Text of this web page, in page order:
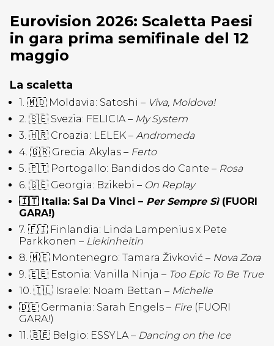
Eurovision 2026: Scaletta Paesi
in gara prima semifinale del 12
maggio
La scaletta
1. 🇲🇩 Moldavia: Satoshi – Viva, Moldova!
2. 🇸🇪 Svezia: FELICIA – My System
3. 🇭🇷 Croazia: LELEK – Andromeda
4. 🇬🇷 Grecia: Akylas – Ferto
5. 🇵🇹 Portogallo: Bandidos do Cante – Rosa
6. 🇬🇪 Georgia: Bzikebi – On Replay
🇮🇹 Italia: Sal Da Vinci – Per Sempre Sì (FUORI
GARA!)
7. 🇫🇮 Finlandia: Linda Lampenius x Pete
Parkkonen – Liekinheitin
8. 🇲🇪 Montenegro: Tamara Živković – Nova Zora
9. 🇪🇪 Estonia: Vanilla Ninja – Too Epic To Be True
10. 🇮🇱 Israele: Noam Bettan – Michelle
🇩🇪 Germania: Sarah Engels – Fire (FUORI
GARA!)
11. 🇧🇪 Belgio: ESSYLA – Dancing on the Ice